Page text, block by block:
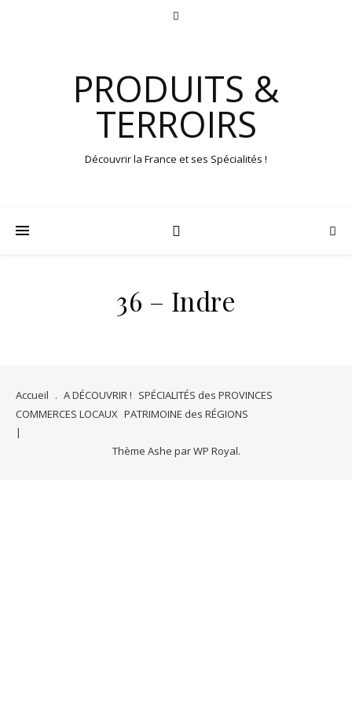
PRODUITS &
TERROIRS
Découvrir la France et ses Spécialités !
36 – Indre
Accueil . A DÉCOUVRIR ! SPÉCIALITÉS des PROVINCES
COMMERCES LOCAUX PATRIMOINE des RÉGIONS
Thème Ashe parWP Royal.